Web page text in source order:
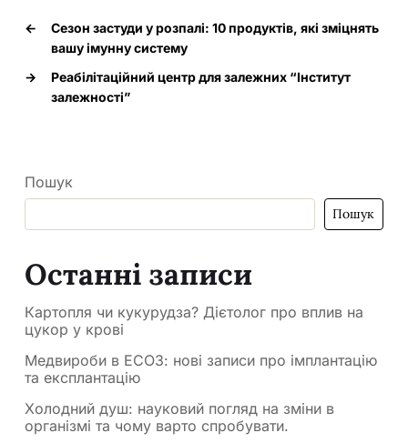
←
Сезон застуди у розпалі: 10 продуктів, які зміцнять
вашу імунну систему
→
Реабілітаційний центр для залежних “Інститут
залежності”
Пошук
Пошук
Останні записи
Картопля чи кукурудза? Дієтолог про вплив на
цукор у крові
Медвироби в ЕСОЗ: нові записи про імплантацію
та експлантацію
Холодний душ: науковий погляд на зміни в
організмі та чому варто спробувати.